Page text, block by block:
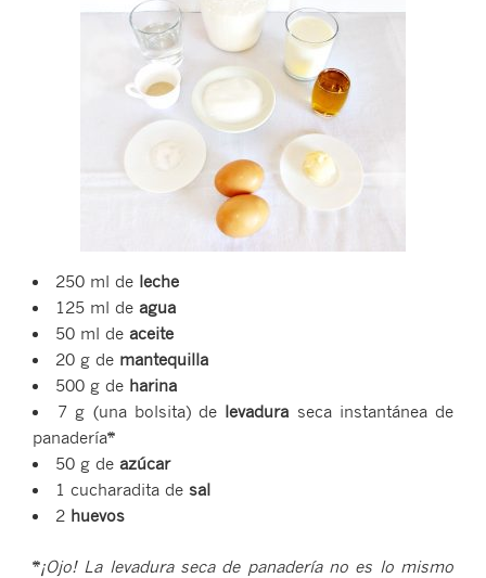
250 ml de leche
125 ml de agua
50 ml de aceite
20 g de mantequilla
500 g de harina
7 g (una bolsita) de levadura seca instantánea de
panadería*
50 g de azúcar
1 cucharadita de sal
2 huevos
*¡Ojo! La levadura seca de panadería no es lo mismo